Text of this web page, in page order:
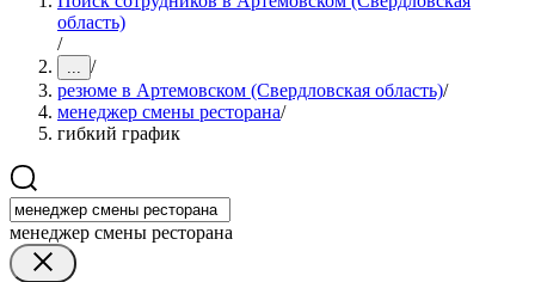
область)
/
... /
резюме в Артемовском (Свердловская область)/
менеджер смены ресторана/
гибкий график
менеджер смены ресторана